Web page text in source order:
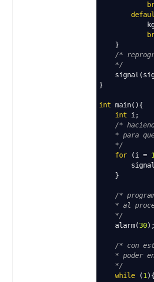
}
/*
*/
signal (
}
int main( ){
int i ;
/*
* para que
*/
for
(i = 1
signal
}
/*
* al
*/
alarm(30) ;
/* con
* poder
*/
while
(1 ){